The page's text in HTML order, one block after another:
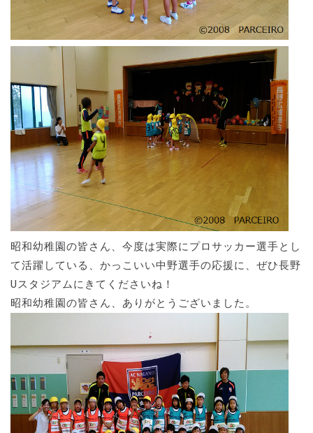
昭和幼稚園の皆さん、今度は実際にプロサッカー選手とし
て活躍している、かっこいい中野選手の応援に、ぜひ長野
Uスタジアムにきてくださいね！
昭和幼稚園の皆さん、ありがとうございました。